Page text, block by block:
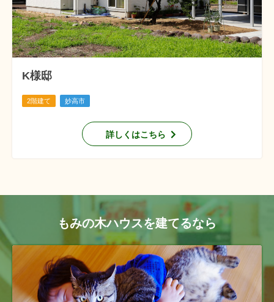
K様邸
2階建て 妙高市
詳しくはこちら
もみの木ハウスを建てるなら